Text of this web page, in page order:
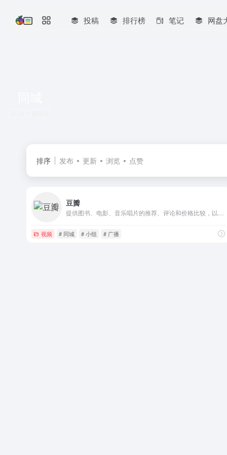
投稿 排行榜 笔记 网盘
排序 发布 更新 浏览 点赞
豆瓣
视频 # 同城 # 小组 # 广播